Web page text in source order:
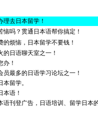
去日本留学！
吗？贯通日本语帮你搞定！
烦恼，日本留学不要钱！
的日语聊天室之一！
办！
员最多的日语学习论坛之一！
留学。
本语！
语刊登广告，日语培训、留学日本